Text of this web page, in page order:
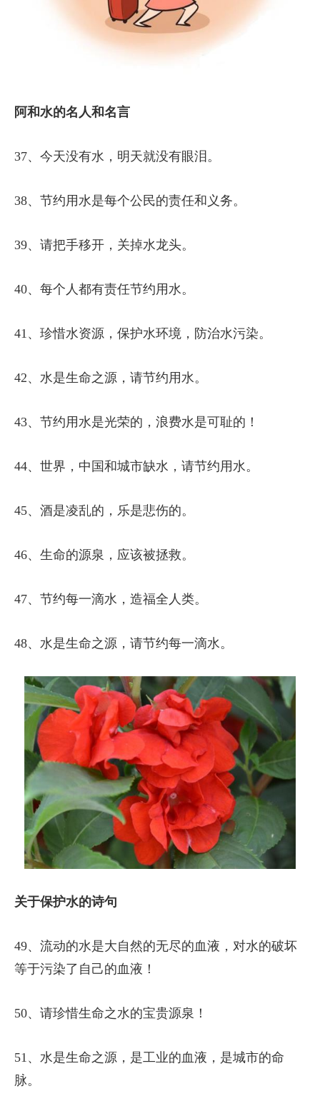
阿和水的名人和名言
37、今天没有水，明天就没有眼泪。
38、节约用水是每个公民的责任和义务。
39、请把手移开，关掉水龙头。
40、每个人都有责任节约用水。
41、珍惜水资源，保护水环境，防治水污染。
42、水是生命之源，请节约用水。
43、节约用水是光荣的，浪费水是可耻的！
44、世界，中国和城市缺水，请节约用水。
45、酒是凌乱的，乐是悲伤的。
46、生命的源泉，应该被拯救。
47、节约每一滴水，造福全人类。
48、水是生命之源，请节约每一滴水。
关于保护水的诗句
49、流动的水是大自然的无尽的血液，对水的破坏
等于污染了自己的血液！
50、请珍惜生命之水的宝贵源泉！
51、水是生命之源，是工业的血液，是城市的命
脉。